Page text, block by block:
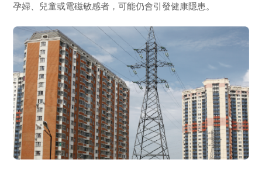
孕婦、兒童或電磁敏感者，可能仍會引發健康隱患。